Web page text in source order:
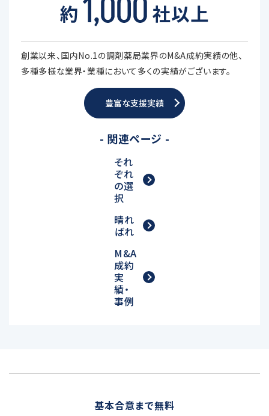
創業以来、国内No.1の調剤薬局業界のM&A成約実績の他、
多種多様な業界・業種において多くの実績がございます。
豊富な支援実績
- 関連ページ -
それ
ぞれ
の選
択
晴れ
ばれ
M&A
成約
実
績・
事例
基本合意まで無料